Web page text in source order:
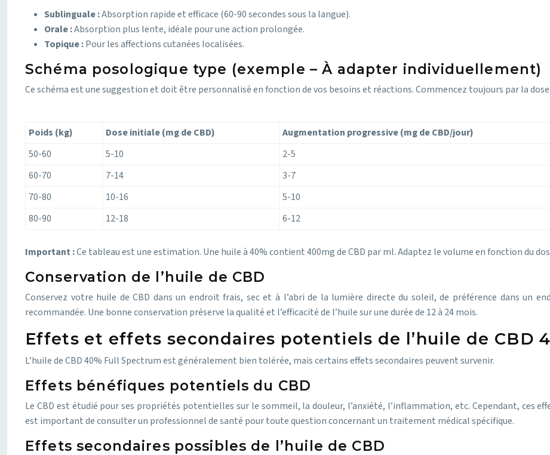
Sublinguale :Absorption rapide et efficace (60-90 secondes sous la langue).
Orale :Absorption plus lente, idéale pour une action prolongée.
Topique :Pour les affections cutanées localisées.
Schéma posologique type (exemple – À adapter individuellement)
Ce schéma est une suggestion et doit être personnalisé en fonction de vos besoins et réactions. Commencez toujours par la
Poids (kg) Dose initiale (mg de CBD) Augmentation progressive (mg de CBD/jour)
50-60
5-10 2-5
60-70
7-14 3-7
70-80
10-16 5-10
80-90
12-18 6-12
Important :Ce tableau est une estimation. Une huile à 40% contient 400mg de CBD par ml. Adaptez le volume en fonction du
Conservation de l’huile de CBD
Conservez votre huile de CBD dans un endroit frais, sec et à l’abri de la lumière directe du soleil, de préférence dans un
recommandée. Une bonne conservation préserve la qualité et l’efficacité de l’huile sur une durée de 12 à 24 mois.
Effets et effets secondaires potentiels de l’huile de CBD
L’huile de CBD 40% Full Spectrum est généralement bien tolérée, mais certains effets secondaires peuvent survenir.
Effets bénéfiques potentiels du CBD
Le CBD est étudié pour ses propriétés potentielles sur le sommeil, la douleur, l’anxiété, l’inflammation, etc. Cependant, ces
est important de consulter un professionnel de santé pour toute question concernant un traitement médical spécifique.
Effets secondaires possibles de l’huile de CBD